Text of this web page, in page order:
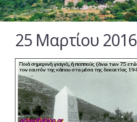
25 Mαρτίου 2016